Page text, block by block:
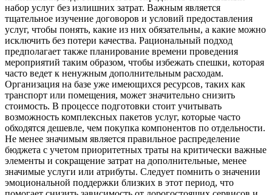
набор услуг без излишних затрат. Важным является
тщательное изучение договоров и условий предоставления
услуг, чтобы понять, какие из них обязательны, а какие можно
исключить без потери качества. Рациональный подход
предполагает также планирование времени проведения
мероприятий таким образом, чтобы избежать спешки, которая
часто ведет к ненужным дополнительным расходам.
Организация на базе уже имеющихся ресурсов, таких как
транспорт или помещения, может значительно снизить
стоимость. В процессе подготовки стоит учитывать
возможность комплексных пакетов услуг, которые часто
обходятся дешевле, чем покупка компонентов по отдельности.
Не менее значимым является правильное распределение
бюджета с учетом приоритетных траты на критически важные
элементы и сокращение затрат на дополнительные, менее
значимые услуги или атрибуты. Следует помнить о значении
эмоциональной поддержки близких в этот период, что